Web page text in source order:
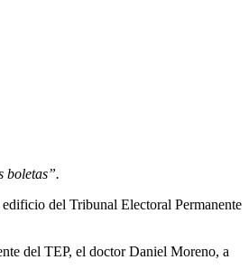
boletas”.
del Tribunal Electoral Permanente
del TEP, el doctor Daniel Moreno, a